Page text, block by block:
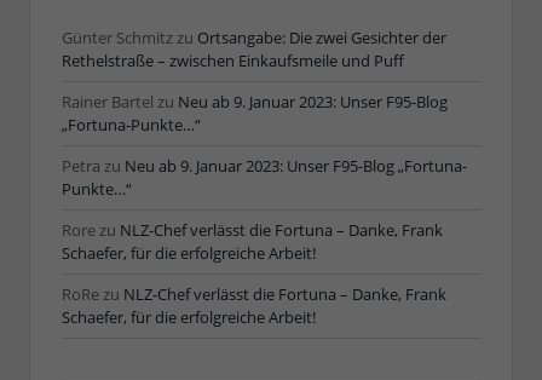
Günter Schmitzzu Ortsangabe: Die zwei Gesichter der
Rethelstraße – zwischen Einkaufsmeile und Puff
Rainer Bartel zu Neu ab 9. Januar 2023: Unser F95-Blog
„Fortuna-Punkte…“
Petra zu Neu ab 9. Januar 2023: Unser F95-Blog „Fortuna-
Punkte…“
Rorezu NLZ-Chef verlässt die Fortuna – Danke, Frank
Schaefer, für die erfolgreiche Arbeit!
RoRezu NLZ-Chef verlässt die Fortuna – Danke, Frank
Schaefer, für die erfolgreiche Arbeit!